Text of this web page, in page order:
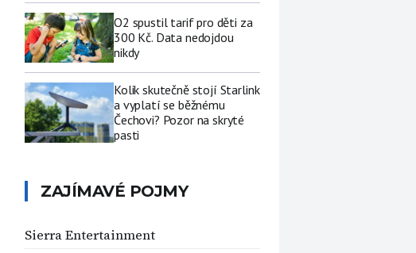
O2 spustil tarif pro děti za
300 Kč. Data nedojdou
nikdy
Kolik skutečně stojí Starlink
a vyplatí se běžnému
Čechovi? Pozor na skryté
pasti
ZAJÍMAVÉ POJMY
Sierra Entertainment